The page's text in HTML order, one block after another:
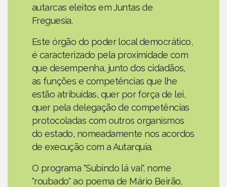
autarcas eleitos em Juntas de
Freguesia.
Este órgão do poder local democrático,
é caracterizado pela proximidade com
que desempenha, junto dos cidadãos,
as funções e competências que lhe
estão atribuídas, quer por força de lei,
quer pela delegação de competências
protocoladas com outros organismos
do estado, nomeadamente nos acordos
de execução com a Autarquia.
O programa "Subindo lá vai", nome
"roubado" ao poema de Mário Beirão,